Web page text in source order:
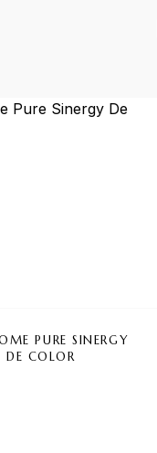
PURE SINERGY
DE COLOR